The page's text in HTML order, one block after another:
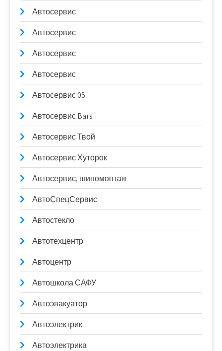
Автосервис
Автосервис
Автосервис
Автосервис
Автосервис 05
Автосервис Bars
Автосервис Твой
Автосервис Хуторок
Автосервис, шиномонтаж
АвтоСпецСервис
Автостекло
Автотехцентр
Автоцентр
Автошкола САФУ
Автоэвакуатор
Автоэлектрик
Автоэлектрика